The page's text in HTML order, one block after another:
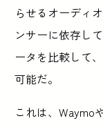
らせるオーディ
ンサーに依存し
ータを比較して
可能だ。
これは、Waymo